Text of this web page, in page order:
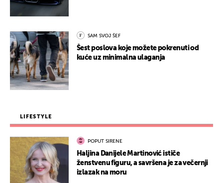
SAM SVOJ ŠEF
Šest poslova koje možete pokrenuti od
kuće uz minimalna ulaganja
LIFESTYLE
POPUT SIRENE
Haljina Danijele Martinović ističe
ženstvenu figuru, a savršena je za večernji
izlazak na moru